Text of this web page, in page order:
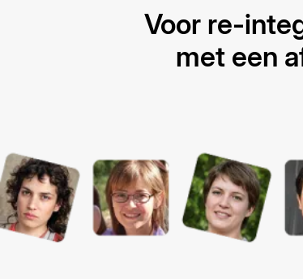
Voor re-
met een